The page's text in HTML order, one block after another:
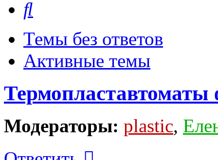
Темы без ответов
Активные темы
Модераторы: plastic,